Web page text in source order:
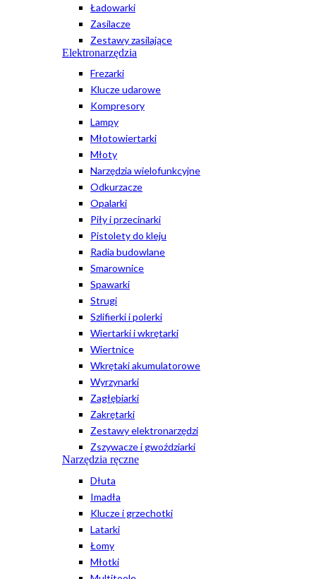
Ładowarki
Zasilacze
Zestawy zasilające
Elektronarzędzia
Frezarki
Klucze udarowe
Kompresory
Lampy
Młotowiertarki
Młoty
Narzędzia wielofunkcyjne
Odkurzacze
Opalarki
Piły i przecinarki
Pistolety do kleju
Radia budowlane
Smarownice
Spawarki
Strugi
Szlifierki i polerki
Wiertarki i wkrętarki
Wiertnice
Wkrętaki akumulatorowe
Wyrzynarki
Zagłębiarki
Zakrętarki
Zestawy elektronarzędzi
Zszywacze i gwoździarki
Narzędzia ręczne
Dłuta
Imadła
Klucze i grzechotki
Latarki
Łomy
Młotki